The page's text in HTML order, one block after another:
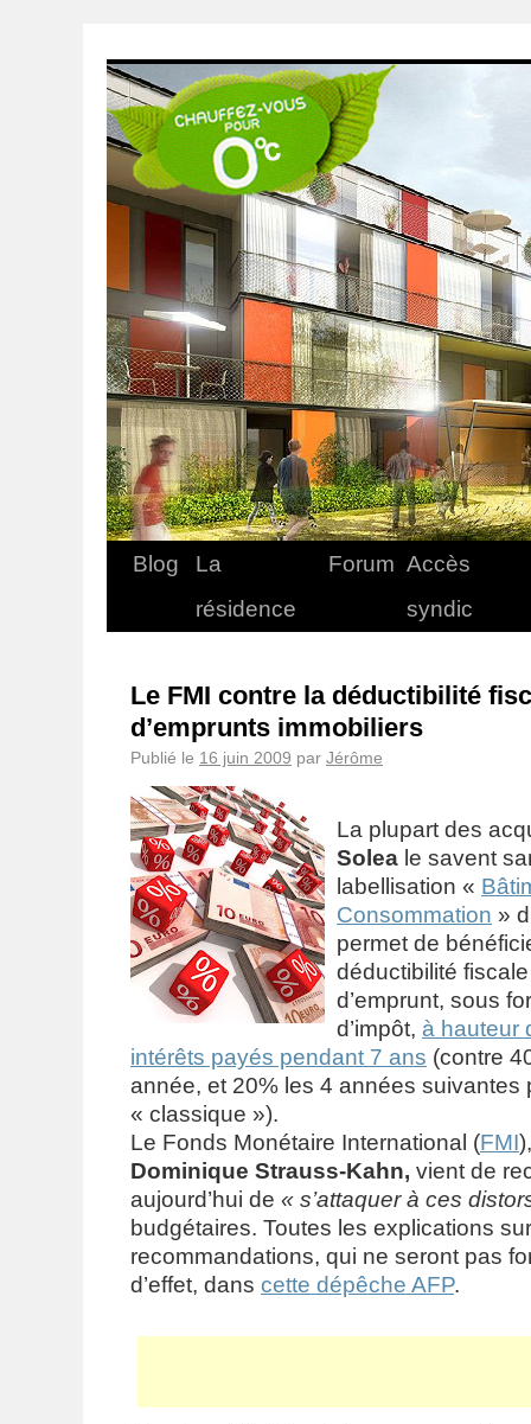
Blog
La
résidence
Forum Accès
syndic
Le FMI contre la déductibilité
d’emprunts immobiliers
Publié le 16 juin 2009 par Jérôme
La plupart des
Solea le savent
labellisation «
Consommation »
permet de
déductibilité
d’emprunt, sous
d’impôt, à hauteur
intérêts payés pendant 7 ans (contre
année, et 20% les 4 années suivantes
« classique »).
Le Fonds Monétaire International (FMI
Dominique Strauss-Kahn, vient de
aujourd’hui de « s’attaquer à ces
budgétaires. Toutes les explications
recommandations, qui ne seront pas
d’effet, dans cette dépêche AFP.